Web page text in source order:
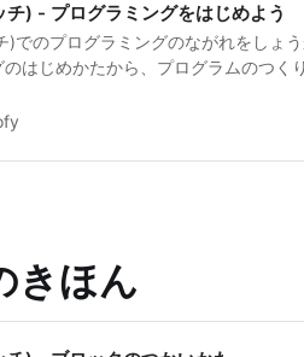
) - プログラミングをはじめよう
でのプログラミングのながれをしょう
はじめかたから、プログラムのつく
きほん